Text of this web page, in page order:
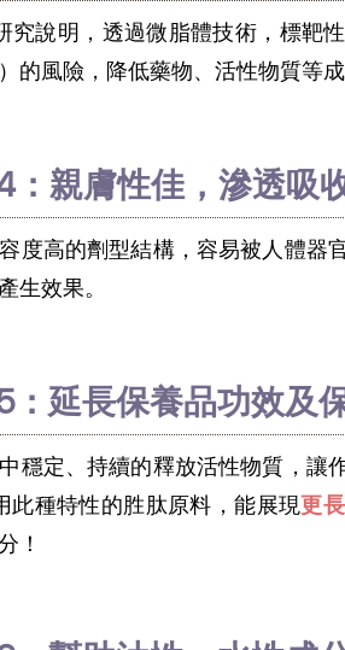
究說明，透過微脂體技術，標靶
的風險，降低藥物、活性物質等
：親膚性佳，滲透吸
度高的劑型結構，容易被人體器
生效果。
：延長保養品功效及
穩定、持續的釋放活性物質，讓
此種特性的胜肽原料，能展現更
！